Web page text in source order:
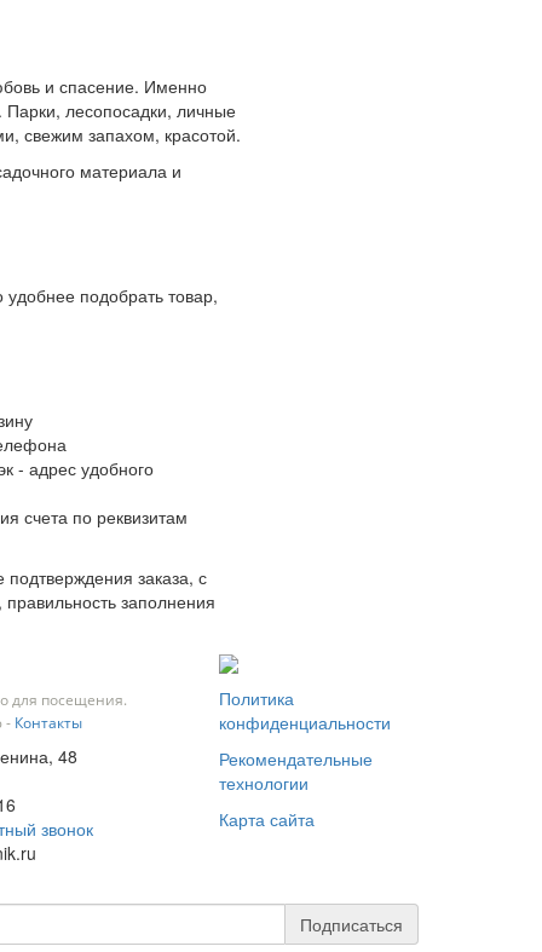
и спасение. Именно
лесопосадки, личные
свежим запахом, красотой.
материала и
подобрать товар,
- адрес удобного
счета по реквизитам
заказа, с
заполнения
для посещения.
- Контакты
48
звонок
Политика
конфиденциальности
Рекомендательные
технологии
Карта сайта
Подписаться